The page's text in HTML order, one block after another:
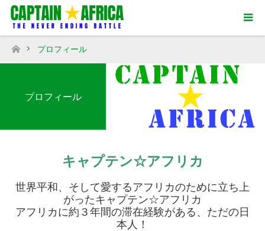
ホーム
プロフィール
プロフィール
キャプテン☆アフリカ
世界平和、そして愛するアフリカのために立ち上
がったキャプテン☆アフリカ
アフリカに約３年間の滞在経験がある、ただの日
本人！